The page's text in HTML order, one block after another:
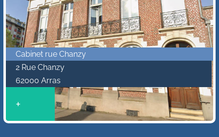
Cabinet rue Chanzy
2 Rue Chanzy
62000 Arras
+